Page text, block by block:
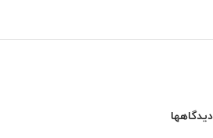
دیدگاهها